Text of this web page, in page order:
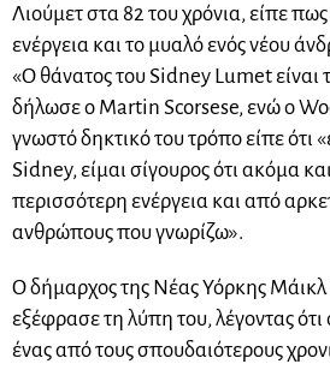
Λιούμετ στα 82 του χρόνια, είπε πως
ενέργεια και το μυαλό ενός νέου
«Ο θάνατος του Sidney Lumet είναι
δήλωσε ο Martin Scorsese, ενώ ο
γνωστό δηκτικό του τρόπο είπε ότι
Sidney, είμαι σίγουρος ότι ακόμα
περισσότερη ενέργεια και από
ανθρώπους που γνωρίζω».
Ο δήμαρχος της Νέας Υόρκης
εξέφρασε τη λύπη του, λέγοντας
ένας από τους σπουδαιότερους